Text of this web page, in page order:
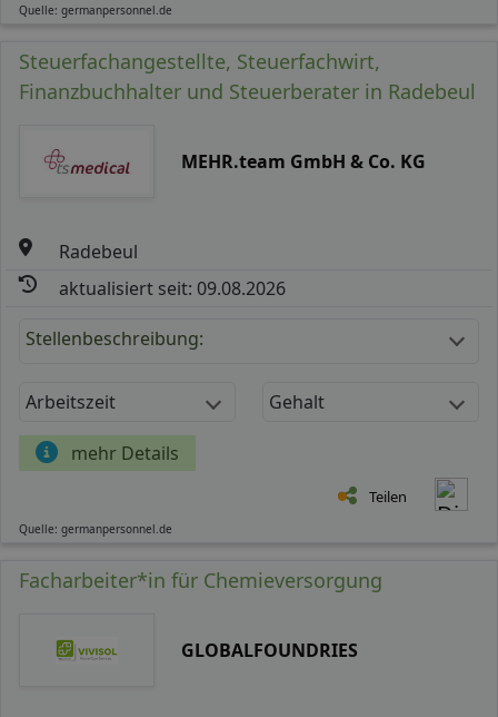
Quelle: germanpersonnel.de
Steuerfachangestellte, Steuerfachwirt,
Finanzbuchhalter und Steuerberater in Radebeul
MEHR.team GmbH & Co. KG
Radebeul
aktualisiert seit: 09.08.2026
Stellenbeschreibung:
Arbeitszeit Gehalt
mehr Details
Teilen
Quelle: germanpersonnel.de
Facharbeiter*in für Chemieversorgung
GLOBALFOUNDRIES